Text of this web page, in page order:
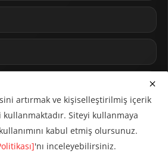
artırmak ve kişiselleştirilmiş içerik
Siteyi kullanmaya
kabul etmiş olursunuz.
'nı inceleyebilirsiniz.